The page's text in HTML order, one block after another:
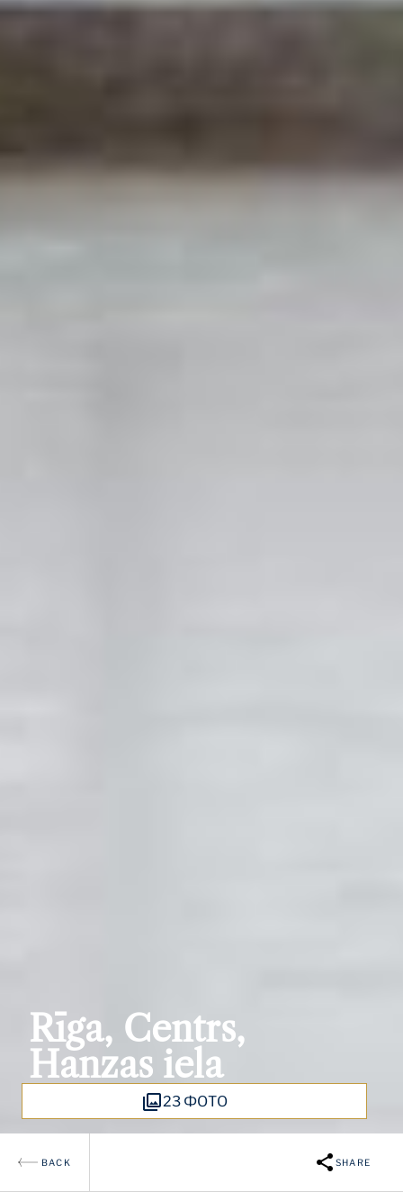
Rīga, Centrs,
Hanzas iela
23 ФОТО
BACK SHARE